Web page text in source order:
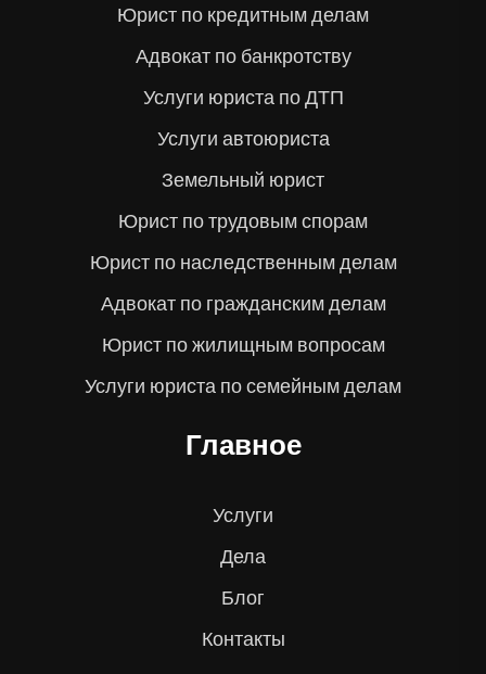
Юрист по кредитным делам
Адвокат по банкротству
Услуги юриста по ДТП
Услуги автоюриста
Земельный юрист
Юрист по трудовым спорам
Юрист по наследственным делам
Адвокат по гражданским делам
Юрист по жилищным вопросам
Услуги юриста по семейным делам
Главное
Услуги
Дела
Блог
Контакты